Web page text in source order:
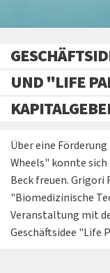
UND "LIFE
Über eine
Wheels" konnte
Beck freuen. Grigori
"Biomedizinische
Veranstaltung mit
Geschäftsidee "Life